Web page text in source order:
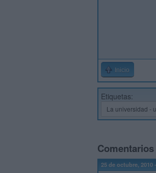
Inicio
Etiquetas:
La universidad -
Comentarios
25 de octubre, 2010